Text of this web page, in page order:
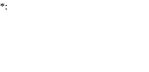
*: